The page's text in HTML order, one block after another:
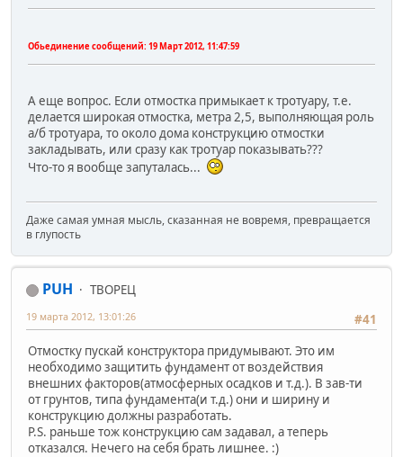
Обьединение сообщений: 19 Март 2012, 11:47:59
А еще вопрос. Если отмостка примыкает к тротуару, т.е.
делается широкая отмостка, метра 2,5, выполняющая роль
а/б тротуара, то около дома конструкцию отмостки
закладывать, или сразу как тротуар показывать???
Что-то я вообще запуталась...
Даже самая умная мысль, сказанная не вовремя, превращается
в глупость
PUH
ТВОРЕЦ
#41
19 марта 2012, 13:01:26
Отмостку пускай конструктора придумывают. Это им
необходимо защитить фундамент от воздействия
внешних факторов(атмосферных осадков и т.д.). В зав-ти
от грунтов, типа фундамента(и т.д.) они и ширину и
конструкцию должны разработать.
P.S. раньше тож конструкцию сам задавал, а теперь
отказался. Нечего на себя брать лишнее. :)